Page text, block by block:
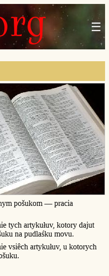
☰
pošukom — pracia
tych artykułuv, kotory dajut
na pudlaśku movu.
vsiêch artykułuv, u kotorych